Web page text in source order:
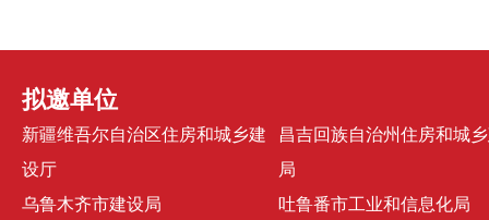
拟邀单位
新疆维吾尔自治区住房和城乡建
设厅
乌鲁木齐市建设局
昌吉回族自治州住房和城
局
吐鲁番市工业和信息化局